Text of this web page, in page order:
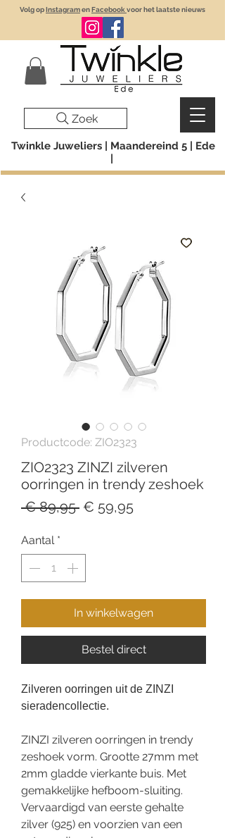
Twinkle Juweliers | Maandereind 5 | Ede
Volg opInstagramenFacebook voor het laatste nieuws
Zoek
Productcode: ZIO2323
ZIO2323 ZINZI zilveren
oorringen in trendy zeshoek
€ 89,95 Normale
€ 59,95Verkoopprijs
Aantal *
In winkelwagen
Bestel direct
Zilveren oorringen uit de ZINZI
sieradencollectie.
ZINZI zilveren oorringen in trendy
zeshoek vorm. Grootte 27mm met
2mm gladde vierkante buis. Met
gemakkelijke hefboom-sluiting.
Vervaardigd van eerste gehalte
zilver (925) en voorzien van een